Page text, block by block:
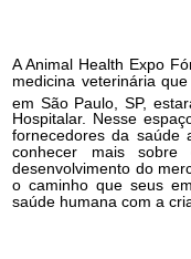
A Animal Health Expo
medicina veterinária
em São Paulo, SP,
Hospitalar. Nesse
fornecedores da saúde
conhecer mais
desenvolvimento do
o caminho que seus
saúde humana com a